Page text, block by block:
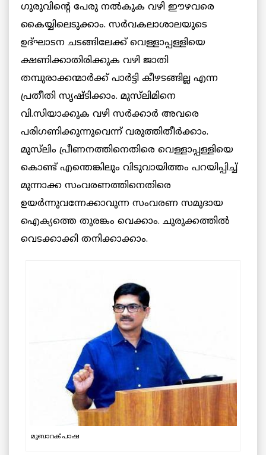
ഗുരുവിന്റെ പേരു നല്‍കുക വഴി ഈഴവരെ
കൈയ്യിലെടുക്കാം. സര്‍വകലാശാലയുടെ
ഉദ്ഘാടന ചടങ്ങിലേക്ക് വെള്ളാപ്പള്ളിയെ
ക്ഷണിക്കാതിരിക്കുക വഴി ജാതി
തമ്പുരാക്കന്മാര്‍ക്ക് പാർട്ടി കീഴടങ്ങില്ല എന്ന
പ്രതീതി സൃഷ്ടിക്കാം. മുസ്‌ലിമിനെ
വി.സിയാക്കുക വഴി സര്‍ക്കാര്‍ അവരെ
പരിഗണിക്കുന്നുവെന്ന് വരുത്തിതീര്‍ക്കാം.
മുസ്‌ലിം പ്രീണനത്തിനെതിരെ വെള്ളാപ്പള്ളിയെ
കൊണ്ട് എന്തെങ്കിലും വിടുവായിത്തം പറയിപ്പിച്ച്
മുന്നാക്ക സംവരണത്തിനെതിരെ
ഉയര്‍ന്നുവന്നേക്കാവുന്ന സംവരണ സമുദായ
ഐക്യത്തെ തുരങ്കം വെക്കാം. ചുരുക്കത്തില്‍
വെടക്കാക്കി തനിക്കാക്കാം.
മുബാറക് പാഷ